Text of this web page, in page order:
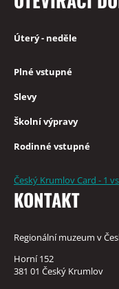
Úterý - neděle
Plné vstupné
Slevy
Školní výpravy
Rodinné vstupné
Český Krumlov Card - 1
KONTAKT
Regionální muzeum v
Horní 152
381 01 Český Krumlov